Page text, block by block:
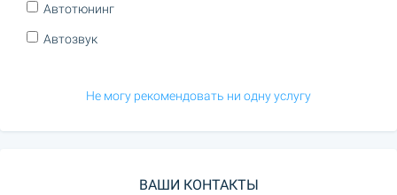
Автотюнинг
Автозвук
Не могу рекомендовать ни одну услугу
ВАШИ КОНТАКТЫ